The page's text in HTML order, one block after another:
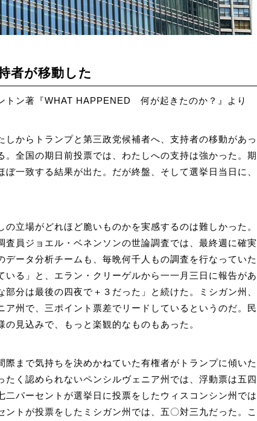
者が移動した
トン著『WHAT HAPPENED 何が起きたのか？』より
しからトランプと第三政党候補者へ、支持者の移動があっ
。全国の期日前投票では、わたしへの支持は強かった。
ぼ一致する結果が出た。だが終盤、そして選挙日当日に
の立場がどれほど脆いものかを実感するのは難しかった
査員ジョエル・ベネンソンの世論調査では、最終週に確
データ分析チームも、毎晩何千人もの調査を行なってい
いる」と、エラン・クリーゲルから一一月三日に報告が
部分は最後の四夜で＋３だった」と続けた。ミシガン州
ア州で、三ポイント票差でリードしているというのだ。
見込みで、もっと楽観的なものもあった。
際まで気持ちを決めかねていた有権者がトランプに傾い
たく認められないペンシルヴェニア州では、浮動票は五
二パーセントが選挙日に投票をしたウィスコンシン州で
ントが投票をしたミシガン州では、五〇対三九だった。